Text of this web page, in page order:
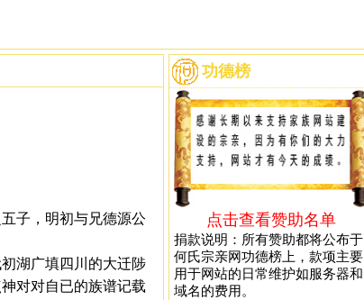
子，明初与兄德源公
湖广填四川的大迁陟
对对自已的族谱记载
功德榜
点击查看赞助名单
捐款说明：所有赞助都将公布于
何氏宗亲网功德榜上，款项主要
用于网站的日常维护如服务器和
域名的费用。